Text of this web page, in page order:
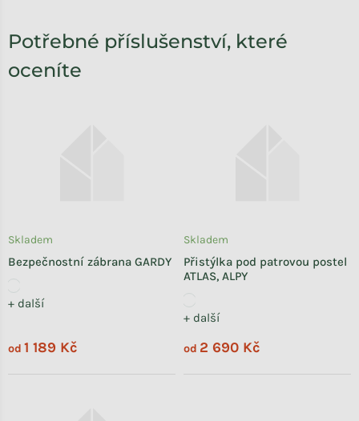
Potřebné příslušenství, které
oceníte
Bezpečnostní zábrana GARDY
+ další
Skladem
od 1 189 Kč
Přistýlka pod patrovou postel
ATLAS, ALPY
+ další
Skladem
od 2 690 Kč